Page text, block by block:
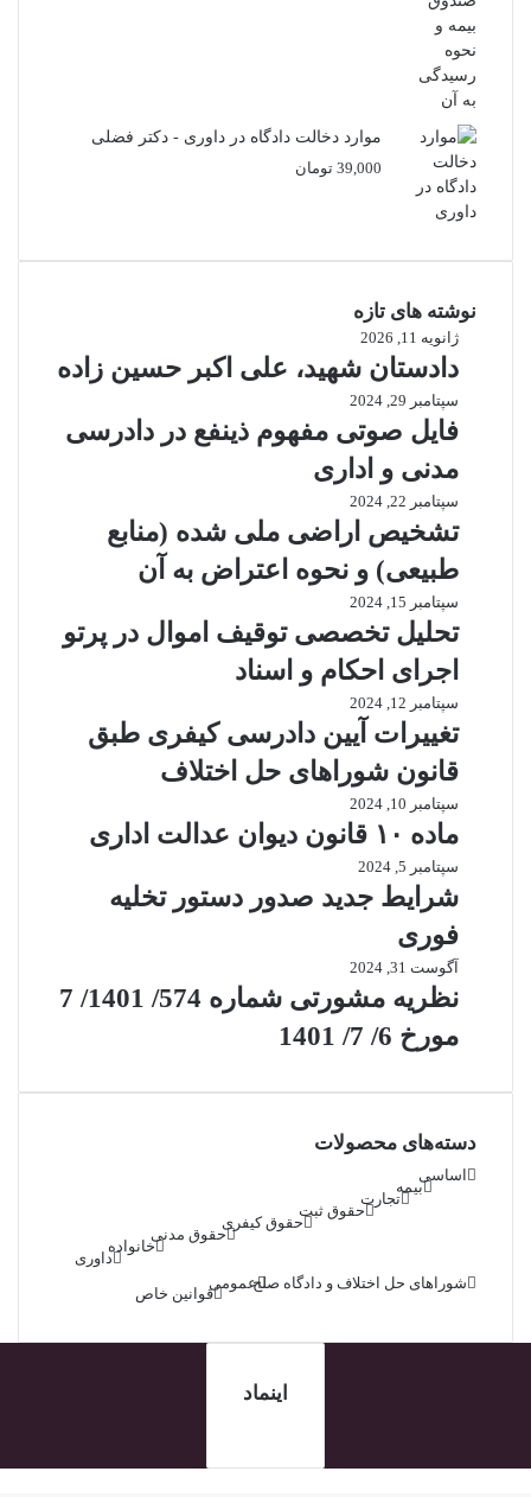
موارد دخالت دادگاه در داوری - دکتر فضلی
39,000 تومان
نوشته های تازه
ژانویه 11, 2026
دادستان شهید، علی اکبر حسین زاده
سپتامبر 29, 2024
فایل صوتی مفهوم ذینفع در دادرسی
مدنی و اداری
سپتامبر 22, 2024
تشخیص اراضی ملی شده (منابع
طبیعی) و نحوه اعتراض به آن
سپتامبر 15, 2024
تحلیل تخصصی توقیف اموال در پرتو
اجرای احکام و اسناد
سپتامبر 12, 2024
تغییرات آیین دادرسی کیفری طبق
قانون شوراهای حل اختلاف
سپتامبر 10, 2024
ماده ۱۰ قانون دیوان عدالت اداری
سپتامبر 5, 2024
شرایط جدید صدور دستور تخلیه
فوری
آگوست 31, 2024
نظریه مشورتی شماره 574/ 1401/ 7
مورخ 6/ 7/ 1401
دسته‌های محصولات
اساسی
بیمه
تجارت
حقوق ثبت
حقوق کیفری
حقوق مدنی
خانواده
داوری
شوراهای حل اختلاف و دادگاه صلحعمومی
قوانین خاص
اینماد